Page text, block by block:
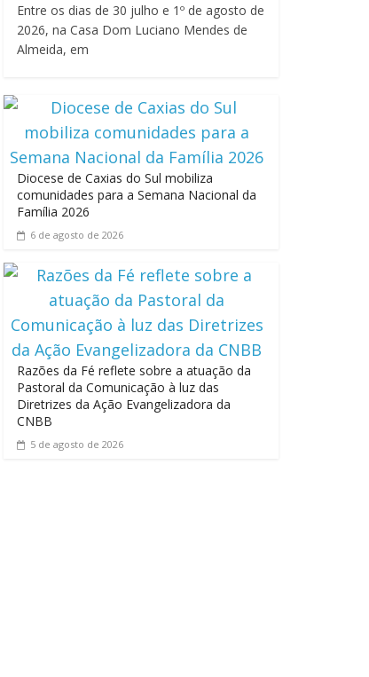
Entre os dias de 30 julho e 1º de agosto de
2026, na Casa Dom Luciano Mendes de
Almeida, em
Diocese de Caxias do Sul mobiliza
comunidades para a Semana Nacional da
Família 2026
6 de agosto de 2026
Razões da Fé reflete sobre a atuação da
Pastoral da Comunicação à luz das
Diretrizes da Ação Evangelizadora da
CNBB
5 de agosto de 2026